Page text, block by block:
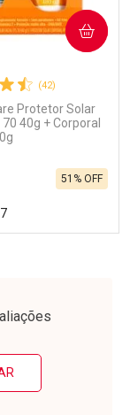
sem Desconto
(42)
Protetor Solar
70 40g + Corporal
51% OFF
COMPRAR